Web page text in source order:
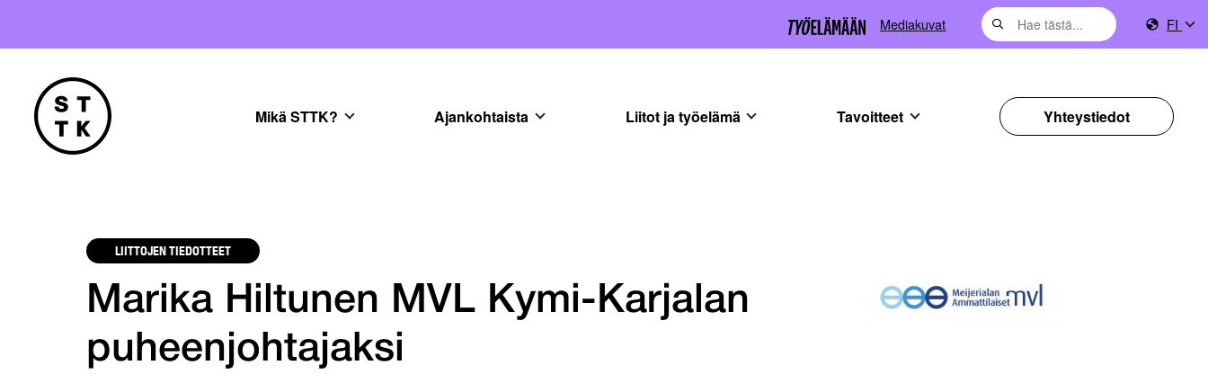
Mediakuvat FI
Mikä STTK? Ajankohtaista Liitot ja työelämä Tavoitteet Yhteystiedot
LIITTOJEN TIEDOTTEET
Marika Hiltunen MVL Kymi-Karjalan
puheenjohtajaksi